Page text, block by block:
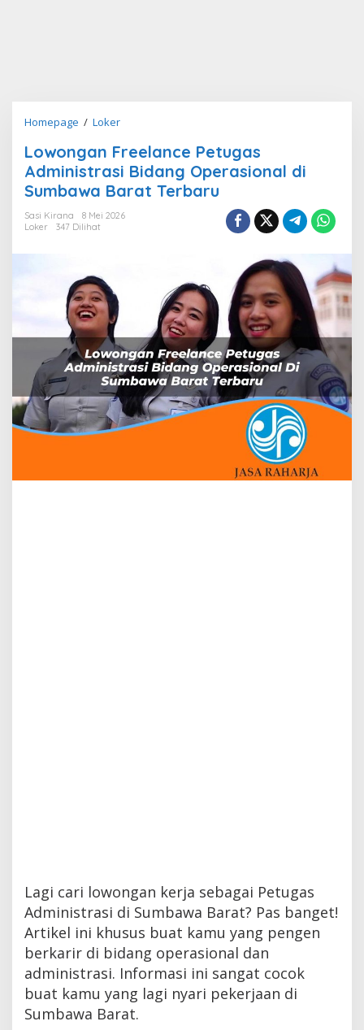
Homepage / LokerLowongan
Petugas
Administrasi
Bidang
di
Lowongan Freelance Petugas
Administrasi Bidang Operasional di
Sumbawa Barat Terbaru
Sasi Kirana
8 Mei 2026
Loker
347 Dilihat
Lagi cari lowongan kerja sebagai Petugas
Administrasi di Sumbawa Barat? Pas banget!
Artikel ini khusus buat kamu yang pengen
berkarir di bidang operasional dan
administrasi. Informasi ini sangat cocok
buat kamu yang lagi nyari pekerjaan di
Sumbawa Barat.